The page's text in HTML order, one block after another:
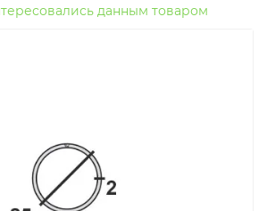
данным товаром